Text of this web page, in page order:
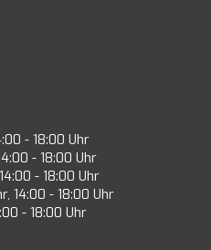
- 18:00 Uhr
- 18:00 Uhr
- 18:00 Uhr
14:00 - 18:00 Uhr
- 18:00 Uhr